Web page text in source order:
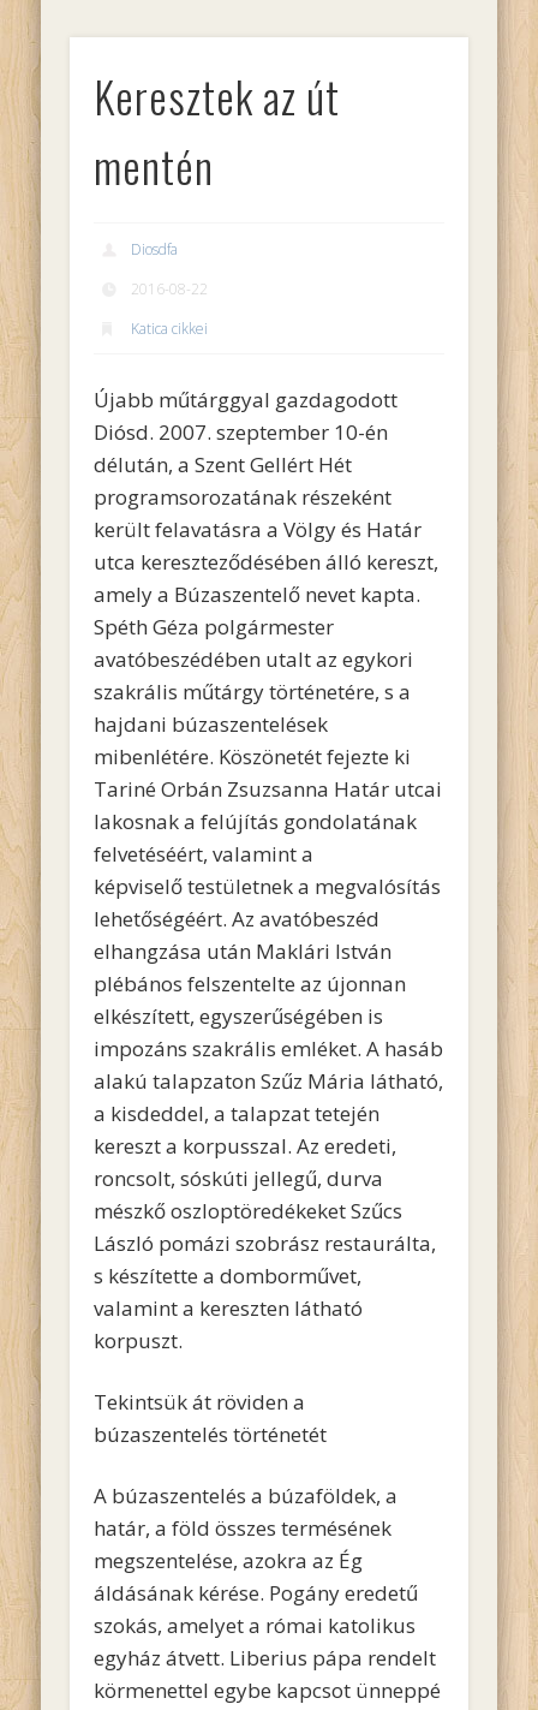
Keresztek az út
mentén
Diosdfa
2016-08-22
Katica cikkei
Újabb műtárggyal gazdagodott
Diósd. 2007. szeptember 10-én
délután, a Szent Gellért Hét
programsorozatának részeként
került felavatásra a Völgy és Határ
utca kereszteződésében álló kereszt,
amely a Búzaszentelő nevet kapta.
Spéth Géza polgármester
avatóbeszédében utalt az egykori
szakrális műtárgy történetére, s a
hajdani búzaszentelések
mibenlétére. Köszönetét fejezte ki
Tariné Orbán Zsuzsanna Határ utcai
lakosnak a felújítás gondolatának
felvetéséért, valamint a
képviselő testületnek a megvalósítás
lehetőségéért. Az avatóbeszéd
elhangzása után Maklári István
plébános felszentelte az újonnan
elkészített, egyszerűségében is
impozáns szakrális emléket. A hasáb
alakú talapzaton Szűz Mária látható,
a kisdeddel, a talapzat tetején
kereszt a korpusszal. Az eredeti,
roncsolt, sóskúti jellegű, durva
mészkő oszloptöredékeket Szűcs
László pomázi szobrász restaurálta,
s készítette a domborművet,
valamint a kereszten látható
korpuszt.
Tekintsük át röviden a
búzaszentelés történetét
A búzaszentelés a búzaföldek, a
határ, a föld összes termésének
megszentelése, azokra az Ég
áldásának kérése. Pogány eredetű
szokás, amelyet a római katolikus
egyház átvett. Liberius pápa rendelt
körmenettel egybe kapcsot ünneppé